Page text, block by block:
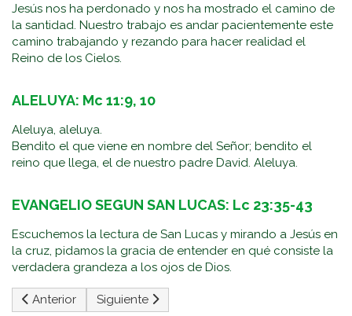
Jesús nos ha perdonado y nos ha mostrado el camino de
la santidad. Nuestro trabajo es andar pacientemente este
camino trabajando y rezando para hacer realidad el
Reino de los Cielos.
ALELUYA: Mc 11:9, 10
Aleluya, aleluya.
Bendito el que viene en nombre del Señor; bendito el
reino que llega, el de nuestro padre David. Aleluya.
EVANGELIO SEGUN SAN LUCAS: Lc 23:35-43
Escuchemos la lectura de San Lucas y mirando a Jesús en
la cruz, pidamos la gracia de entender en qué consiste la
verdadera grandeza a los ojos de Dios.
Artículo anterior: Primer Domingo De Adviento (A)
Anterior Artículo siguiente: Trigésimo Tercer Domingo
Siguiente